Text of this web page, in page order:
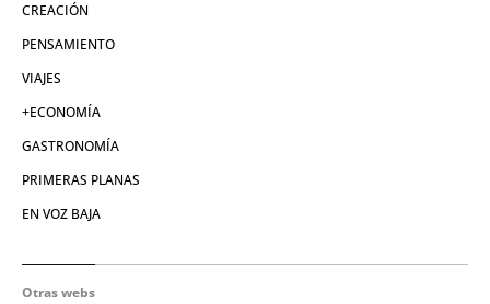
CREACIÓN
PENSAMIENTO
VIAJES
+ECONOMÍA
GASTRONOMÍA
PRIMERAS PLANAS
EN VOZ BAJA
Otras webs